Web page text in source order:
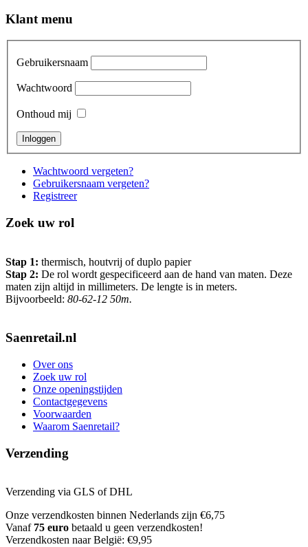
Klant menu
Gebruikersnaam
Wachtwoord
Onthoud mij
Wachtwoord vergeten?
Gebruikersnaam vergeten?
Registreer
Zoek uw rol
Stap 1: thermisch, houtvrij of duplo papier
Stap 2: De rol wordt gespecificeerd aan de hand van maten. Deze
maten zijn altijd in millimeters. De lengte is in meters.
Bijvoorbeeld: 80-62-12 50m.
Saenretail.nl
Over ons
Zoek uw rol
Onze openingstijden
Contactgegevens
Voorwaarden
Waarom Saenretail?
Verzending
Verzending via GLS of DHL
Onze verzendkosten binnen Nederlands zijn €6,75
Vanaf 75 euro betaald u geen verzendkosten!
Verzendkosten naar België: €9,95